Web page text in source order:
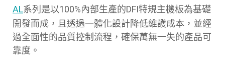
AL系列是以100%內部生產的DFI特規主機板為基礎
開發而成，且透過一體化設計降低維護成本，並經
過全面性的品質控制流程，確保萬無一失的產品可
靠度。